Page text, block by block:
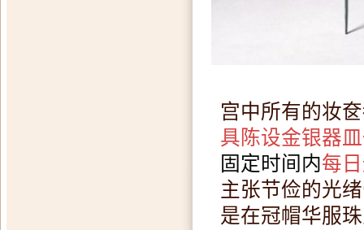
宫中所有的妆
具陈设金银器
固定时间内每
主张节俭的光
是在冠帽华服